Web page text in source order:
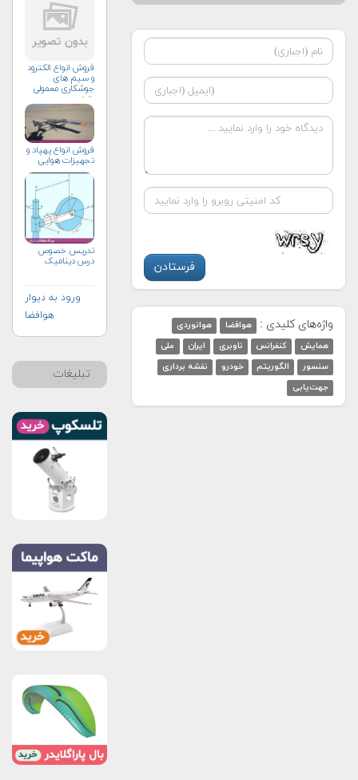
واژه‌های کلیدی : هوافضا
هوانوردی
همایش
کنفرانس ناوبری ایران
ملی
سنسور
الگوریتم‌ خودرو
نقشه برداری
جهت‌یابی
فروش انواع الکترود
و سیم های
جوشکاری معمولی
وتخصصی
فروش انواع پهپاد و
تجهيزات هوايي
تدریس خصوص
درس دینامیک
ورود به دیوار
هوافضا
تبلیغات